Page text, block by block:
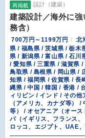
再掲載 設計（建築）
建築設計／海外に
務含）
700万円～1199万円
北
県 / 福島県 / 茨城県 / 栃木
県 / 新潟県 / 富山県 / 石川
/ 愛知県 / 三重県 / 滋賀県
鳥取県 / 島根県 / 岡山県 /
知県 / 福岡県 / 佐賀県 / 長
縄県 / 中国 / 韓国 / 香港 /
ィリピン / インド / その
（アメリカ、カナダ等）
等） / オセアニア（オー
パ（イギリス、フランス
ロッコ、エジプト、UAE